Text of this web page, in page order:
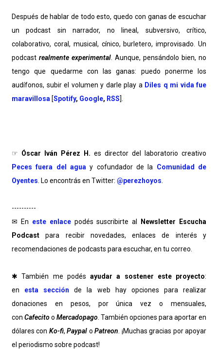
Después de hablar de todo esto, quedo con ganas de escuchar
un podcast sin narrador, no lineal, subversivo, crítico,
colaborativo, coral, musical, cínico, burletero, improvisado. Un
podcast realmente experimental. Aunque, pensándolo bien, no
tengo que quedarme con las ganas: puedo ponerme los
audífonos, subir el volumen y darle play a Diles q mi vida fue
maravillosa [Spotify, Google, RSS].
☞ Óscar Iván Pérez H. es director del laboratorio creativo
Peces fuera del agua y cofundador de la Comunidad de
Oyentes. Lo encontrás en Twitter: @perezhoyos.
----------
✉ En este enlacepodés suscribirte al
Newsletter Escucha
Podcast para recibir novedades, enlaces de interés y
recomendaciones de podcasts para escuchar, en tu correo.
✱ También me podés ayudar a sostener este proyecto:
en esta sección de la web hay opciones para realizar
donaciones en pesos, por única vez o mensuales,
con Cafecitoo Mercadopago. También opciones para aportar en
dólares con Ko-fi,Paypal oPatreon. ¡Muchas gracias por apoyar
el periodismo sobre podcast!